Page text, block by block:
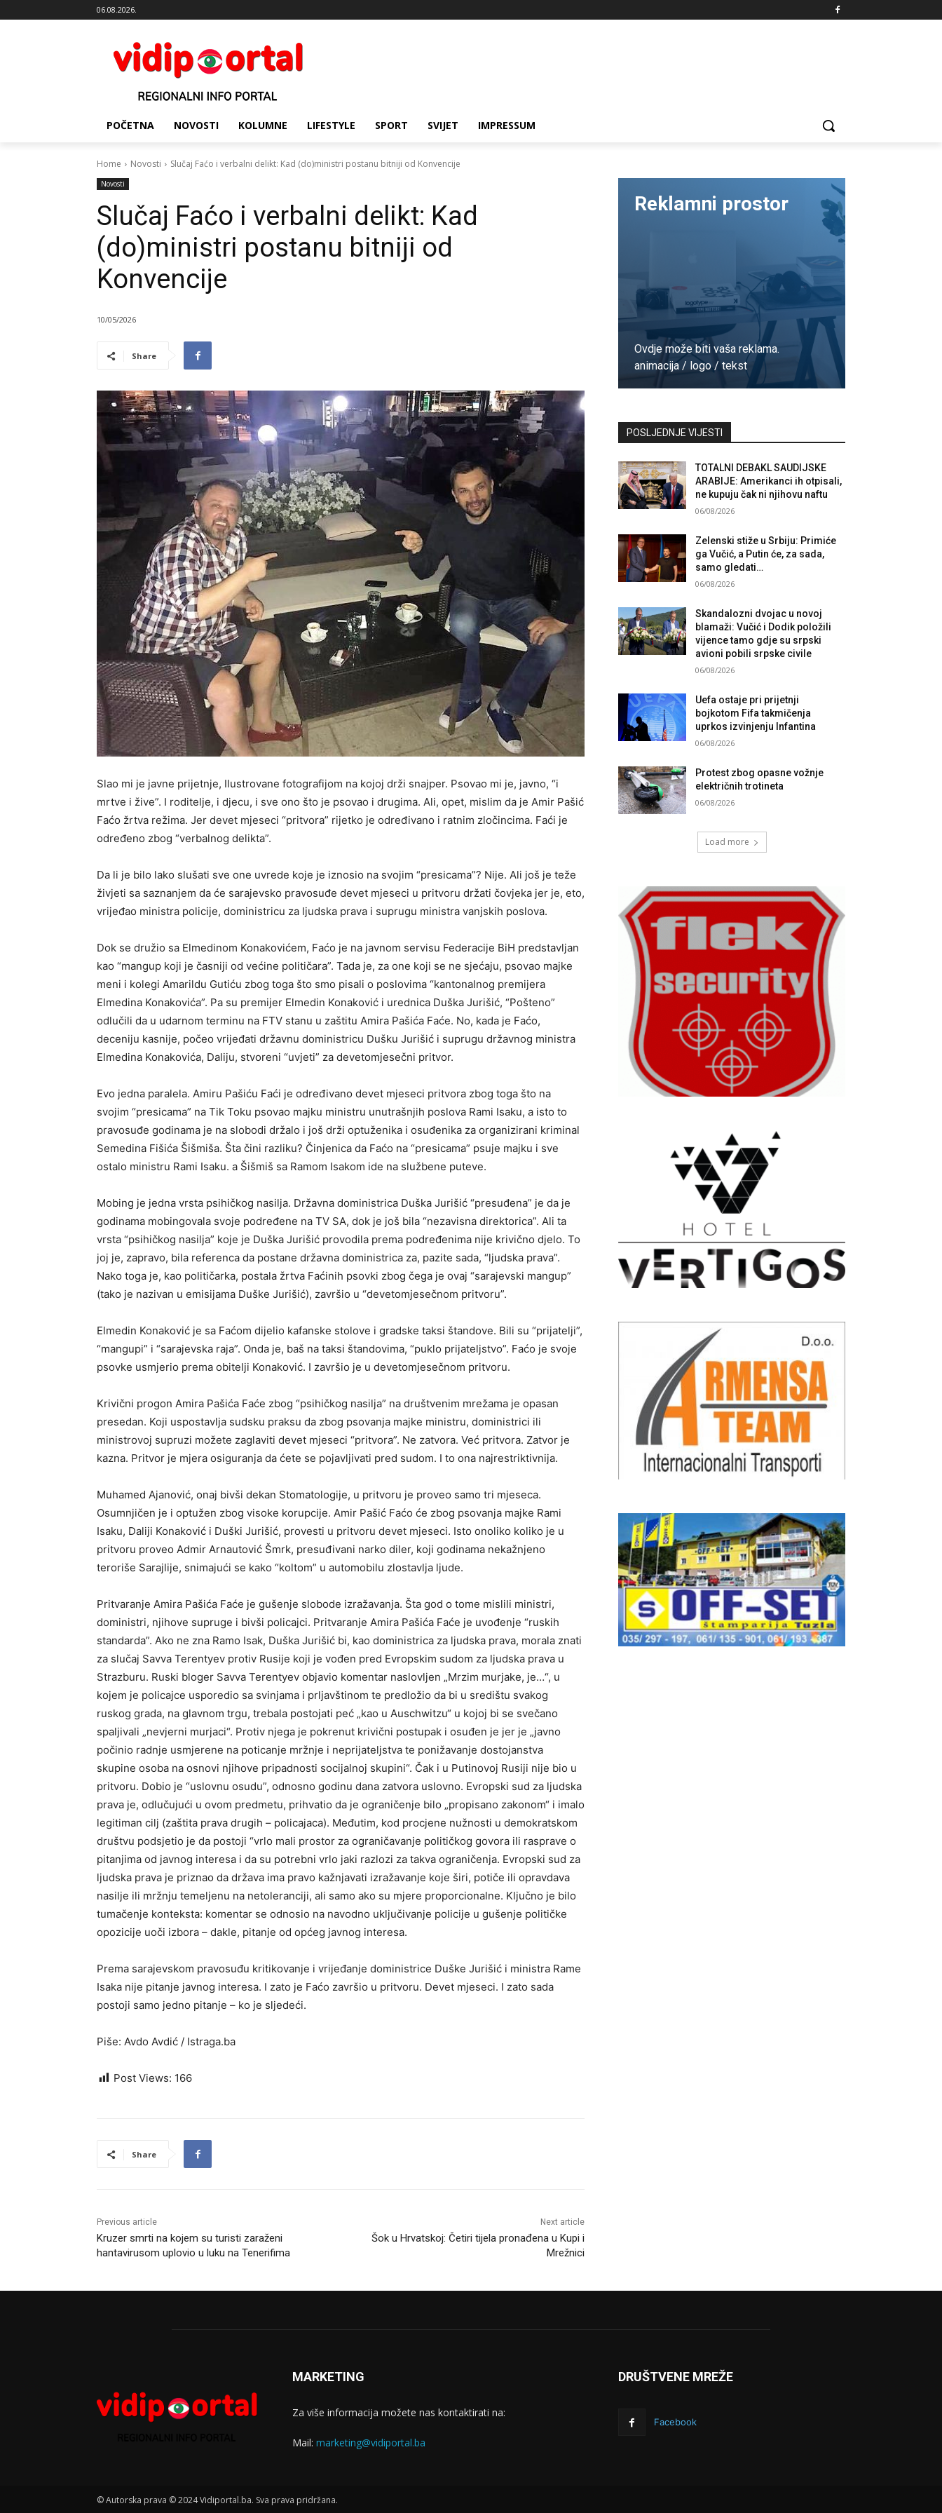
06.08.2026.
POČETNA NOVOSTI KOLUMNE LIFESTYLE SPORT SVIJET IMPRESSUM
Home Novosti Slučaj Faćo i verbalni delikt: Kad (do)ministri postanu bitniji od Konvencije
Novosti
Slučaj Faćo i verbalni delikt: Kad
(do)ministri postanu bitniji od
Konvencije
10/05/2026
Share
Slao mi je javne prijetnje, Ilustrovane fotografijom na kojoj drži snajper. Psovao mi je, javno, “i
mrtve i žive”. I roditelje, i djecu, i sve ono što je psovao i drugima. Ali, opet, mislim da je Amir Pašić
Faćo žrtva režima. Jer devet mjeseci “pritvora” rijetko je određivano i ratnim zločincima. Faći je
određeno zbog “verbalnog delikta”.
Da li je bilo lako slušati sve one uvrede koje je iznosio na svojim “presicama”? Nije. Ali još je teže
živjeti sa saznanjem da će sarajevsko pravosuđe devet mjeseci u pritvoru držati čovjeka jer je, eto,
vrijeđao ministra policije, doministricu za ljudska prava i suprugu ministra vanjskih poslova.
Dok se družio sa Elmedinom Konakovićem, Faćo je na javnom servisu Federacije BiH predstavljan
kao “mangup koji je časniji od većine političara”. Tada je, za one koji se ne sjećaju, psovao majke
meni i kolegi Amarildu Gutiću zbog toga što smo pisali o poslovima “kantonalnog premijera
Elmedina Konakovića”. Pa su premijer Elmedin Konaković i urednica Duška Jurišić, “Pošteno”
odlučili da u udarnom terminu na FTV stanu u zaštitu Amira Pašića Faće. No, kada je Faćo,
deceniju kasnije, počeo vrijeđati državnu doministricu Dušku Jurišić i suprugu državnog ministra
Elmedina Konakovića, Daliju, stvoreni “uvjeti” za devetomjesečni pritvor.
Evo jedna paralela. Amiru Pašiću Faći je određivano devet mjeseci pritvora zbog toga što na
svojim “presicama” na Tik Toku psovao majku ministru unutrašnjih poslova Rami Isaku, a isto to
pravosuđe godinama je na slobodi držalo i još drži optuženika i osuđenika za organizirani kriminal
Semedina Fišića Šišmiša. Šta čini razliku? Činjenica da Faćo na “presicama” psuje majku i sve
ostalo ministru Rami Isaku. a Šišmiš sa Ramom Isakom ide na službene puteve.
Mobing je jedna vrsta psihičkog nasilja. Državna doministrica Duška Jurišić “presuđena” je da je
godinama mobingovala svoje podređene na TV SA, dok je još bila “nezavisna direktorica”. Ali ta
vrsta “psihičkog nasilja” koje je Duška Jurišić provodila prema podređenima nije krivično djelo. To
joj je, zapravo, bila referenca da postane državna doministrica za, pazite sada, “ljudska prava”.
Nako toga je, kao političarka, postala žrtva Faćinih psovki zbog čega je ovaj “sarajevski mangup”
(tako je nazivan u emisijama Duške Jurišić), završio u “devetomjesečnom pritvoru”.
Elmedin Konaković je sa Faćom dijelio kafanske stolove i gradske taksi štandove. Bili su “prijatelji”,
“mangupi” i “sarajevska raja”. Onda je, baš na taksi štandovima, “puklo prijateljstvo”. Faćo je svoje
psovke usmjerio prema obitelji Konaković. I završio je u devetomjesečnom pritvoru.
Krivični progon Amira Pašića Faće zbog “psihičkog nasilja” na društvenim mrežama je opasan
presedan. Koji uspostavlja sudsku praksu da zbog psovanja majke ministru, doministrici ili
ministrovoj supruzi možete zaglaviti devet mjeseci “pritvora”. Ne zatvora. Već pritvora. Zatvor je
kazna. Pritvor je mjera osiguranja da ćete se pojavljivati pred sudom. I to ona najrestriktivnija.
Muhamed Ajanović, onaj bivši dekan Stomatologije, u pritvoru je proveo samo tri mjeseca.
Osumnjičen je i optužen zbog visoke korupcije. Amir Pašić Faćo će zbog psovanja majke Rami
Isaku, Daliji Konaković i Duški Jurišić, provesti u pritvoru devet mjeseci. Isto onoliko koliko je u
pritvoru proveo Admir Arnautović Šmrk, presuđivani narko diler, koji godinama nekažnjeno
teroriše Sarajlije, snimajući se kako “koltom” u automobilu zlostavlja ljude.
Pritvaranje Amira Pašića Faće je gušenje slobode izražavanja. Šta god o tome mislili ministri,
doministri, njihove supruge i bivši policajci. Pritvaranje Amira Pašića Faće je uvođenje “ruskih
standarda”. Ako ne zna Ramo Isak, Duška Jurišić bi, kao doministrica za ljudska prava, morala znati
za slučaj Savva Terentyev protiv Rusije koji je vođen pred Evropskim sudom za ljudska prava u
Strazburu. Ruski bloger Savva Terentyev objavio komentar naslovljen „Mrzim murjake, je…“, u
kojem je policajce usporedio sa svinjama i prljavštinom te predložio da bi u središtu svakog
ruskog grada, na glavnom trgu, trebala postojati peć „kao u Auschwitzu“ u kojoj bi se svečano
spaljivali „nevjerni murjaci“. Protiv njega je pokrenut krivični postupak i osuđen je jer je „javno
počinio radnje usmjerene na poticanje mržnje i neprijateljstva te ponižavanje dostojanstva
skupine osoba na osnovi njihove pripadnosti socijalnoj skupini“. Čak i u Putinovoj Rusiji nije bio u
pritvoru. Dobio je “uslovnu osudu”, odnosno godinu dana zatvora uslovno. Evropski sud za ljudska
prava je, odlučujući u ovom predmetu, prihvatio da je ograničenje bilo „propisano zakonom“ i imalo
legitiman cilj (zaštita prava drugih – policajaca). Međutim, kod procjene nužnosti u demokratskom
društvu podsjetio je da postoji “vrlo mali prostor za ograničavanje političkog govora ili rasprave o
pitanjima od javnog interesa i da su potrebni vrlo jaki razlozi za takva ograničenja. Evropski sud za
ljudska prava je priznao da država ima pravo kažnjavati izražavanje koje širi, potiče ili opravdava
nasilje ili mržnju temeljenu na netoleranciji, ali samo ako su mjere proporcionalne. Ključno je bilo
tumačenje konteksta: komentar se odnosio na navodno uključivanje policije u gušenje političke
opozicije uoči izbora – dakle, pitanje od općeg javnog interesa.
Prema sarajevskom pravosuđu kritikovanje i vrijeđanje doministrice Duške Jurišić i ministra Rame
Isaka nije pitanje javnog interesa. I zato je Faćo završio u pritvoru. Devet mjeseci. I zato sada
postoji samo jedno pitanje – ko je sljedeći.
Piše: Avdo Avdić / Istraga.ba
Post Views: 166
Share
Previous article
Kruzer smrti na kojem su turisti zaraženi
hantavirusom uplovio u luku na Tenerifima
Next article
Šok u Hrvatskoj: Četiri tijela pronađena u Kupi i
Mrežnici
Reklamni prostor
Ovdje može biti vaša reklama.
animacija / logo / tekst
POSLJEDNJE VIJESTI
TOTALNI DEBAKL SAUDIJSKE
ARABIJE: Amerikanci ih otpisali,
ne kupuju čak ni njihovu naftu
06/08/2026
Zelenski stiže u Srbiju: Primiće
ga Vučić, a Putin će, za sada,
samo gledati…
06/08/2026
Skandalozni dvojac u novoj
blamaži: Vučić i Dodik položili
vijence tamo gdje su srpski
avioni pobili srpske civile
06/08/2026
Uefa ostaje pri prijetnji
bojkotom Fifa takmičenja
uprkos izvinjenju Infantina
06/08/2026
Protest zbog opasne vožnje
električnih trotineta
06/08/2026
Load more
MARKETING
Za više informacija možete nas kontaktirati na:
Mail: marketing@vidiportal.ba
DRUŠTVENE MREŽE
Facebook
© Autorska prava © 2024 Vidiportal.ba. Sva prava pridržana.